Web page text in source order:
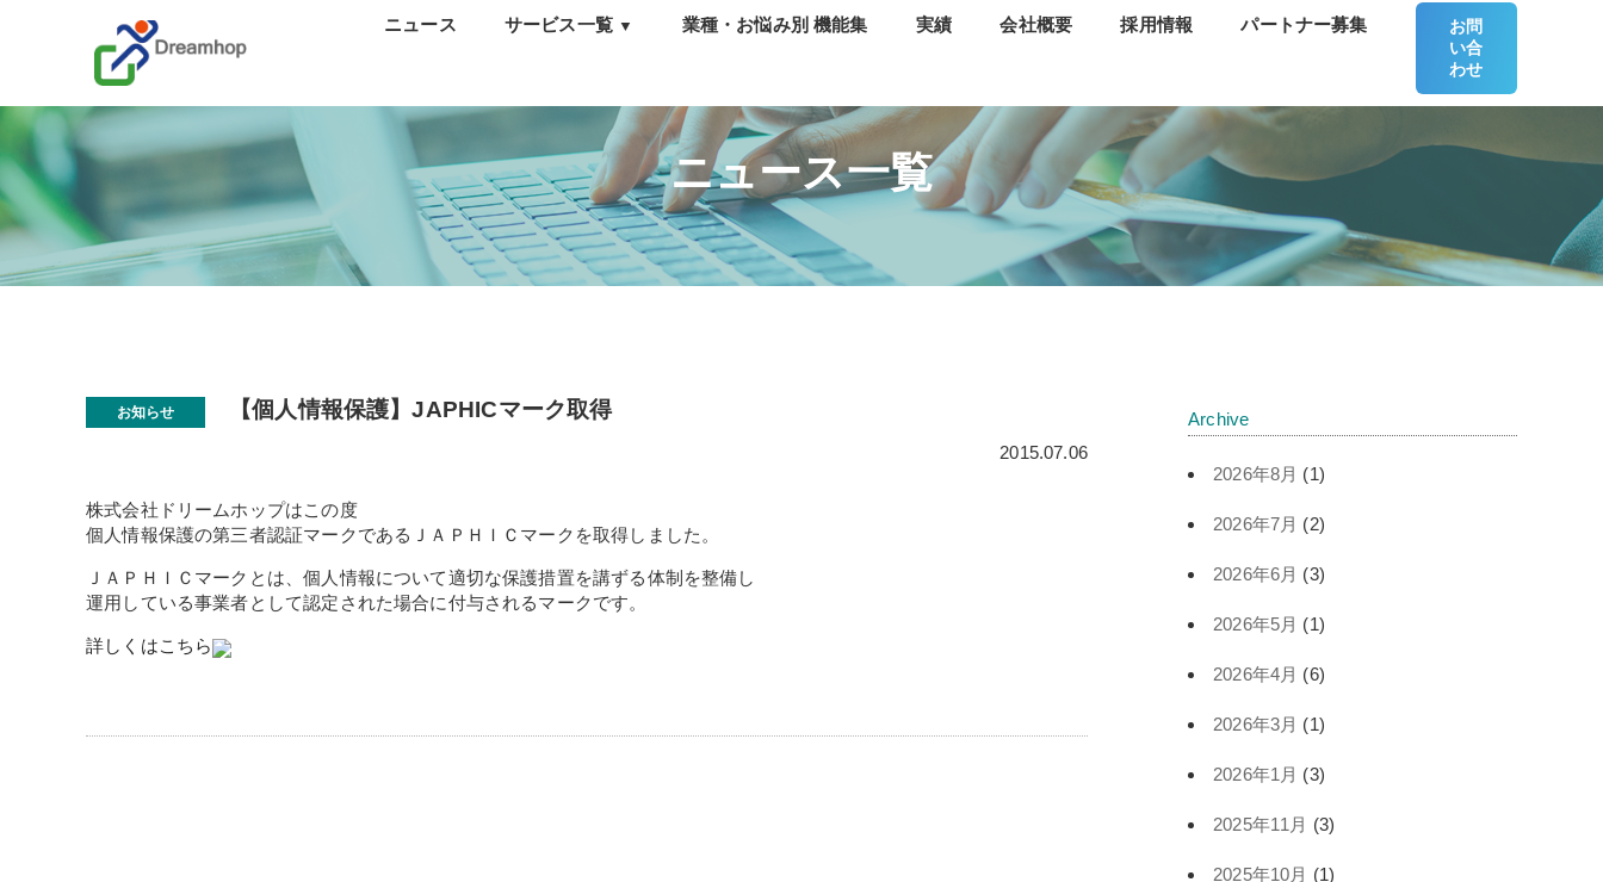
ニュース サービス一覧 ▼
ストレスチェック
カウンセリング・相談窓
口研修・e-learning
分析・報告会
離職防止サーベイ
業種・お悩み別 機能集 実績 会社概要 採用情報 パートナー募集
お問
い合
わせ
ニュース一覧
お知らせ 【個人情報保護】JAPHICマーク取得
2015.07.06
株式会社ドリームホップはこの度
個人情報保護の第三者認証マークであるＪＡＰＨＩＣマークを取得しました。
ＪＡＰＨＩＣマークとは、個人情報について適切な保護措置を講ずる体制を整備し
運用している事業者として認定された場合に付与されるマークです。
詳しくはこちら
Archive
2026年8月 (1)
2026年7月 (2)
2026年6月 (3)
2026年5月 (1)
2026年4月 (6)
2026年3月 (1)
2026年1月 (3)
2025年11月 (3)
2025年10月 (1)